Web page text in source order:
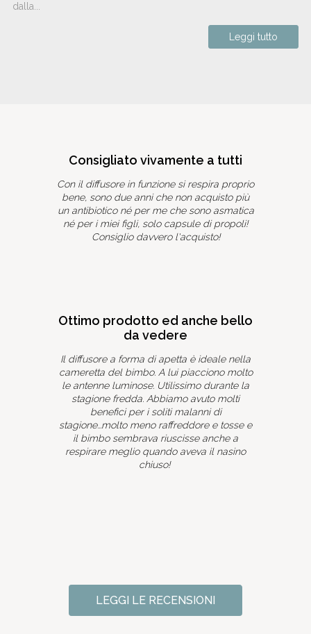
dalla...
Leggi tutto
Consigliato vivamente a tutti
Con il diffusore in funzione si respira proprio
bene, sono due anni che non acquisto più
un antibiotico né per me che sono asmatica
né per i miei figli, solo capsule di propoli!
Consiglio davvero l'acquisto!
Ottimo prodotto ed anche bello
da vedere
Il diffusore a forma di apetta è ideale nella
cameretta del bimbo. A lui piacciono molto
le antenne luminose. Utilissimo durante la
stagione fredda. Abbiamo avuto molti
benefici per i soliti malanni di
stagione...molto meno raffreddore e tosse e
il bimbo sembrava riuscisse anche a
respirare meglio quando aveva il nasino
chiuso!
LEGGI LE RECENSIONI